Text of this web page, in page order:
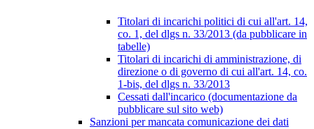
Titolari di incarichi politici di cui all'art. 14,
co. 1, del dlgs n. 33/2013 (da pubblicare in
tabelle)
Titolari di incarichi di amministrazione, di
direzione o di governo di cui all'art. 14, co.
1-bis, del dlgs n. 33/2013
Cessati dall'incarico (documentazione da
pubblicare sul sito web)
Sanzioni per mancata comunicazione dei dati